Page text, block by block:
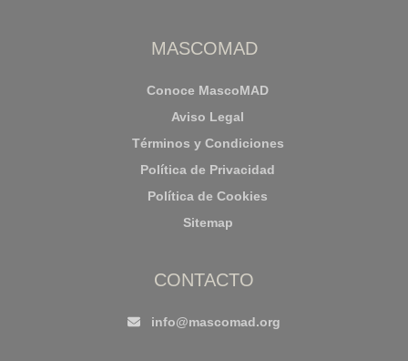
MASCOMAD
Conoce MascoMAD
Aviso Legal
Términos y Condiciones
Política de Privacidad
Política de Cookies
Sitemap
CONTACTO
info@mascomad.org